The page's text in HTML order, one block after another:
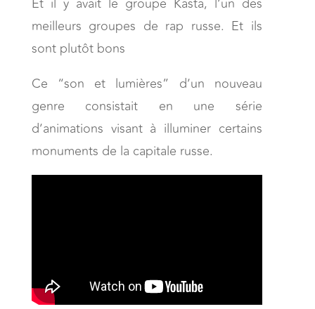
meilleurs groupes de rap russe. Et ils
sont plutôt bons
Ce “son et lumières” d’un nouveau
genre consistait en une série
d’animations visant à illuminer certains
monuments de la capitale russe.